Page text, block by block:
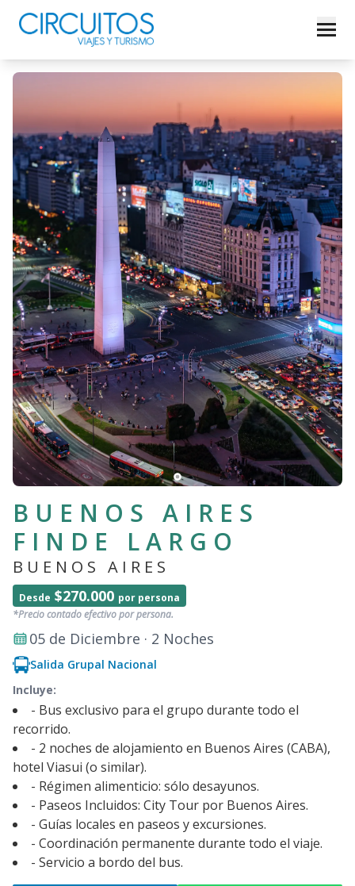
BUENOS AIRES
FINDE LARGO
BUENOS AIRES
Desde $270.000 por persona
*Precio contado efectivo por persona.
05 de Diciembre · 2 Noches
Salida Grupal Nacional
Incluye:
- Bus exclusivo para el grupo durante todo el
recorrido.
- 2 noches de alojamiento en Buenos Aires (CABA),
hotel Viasui (o similar).
- Régimen alimenticio: sólo desayunos.
- Paseos Incluidos: City Tour por Buenos Aires.
- Guías locales en paseos y excursiones.
- Coordinación permanente durante todo el viaje.
- Servicio a bordo del bus.